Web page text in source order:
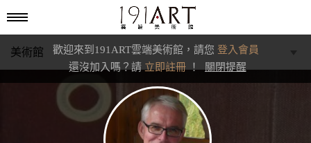
歡迎來到191ART雲端美術館，請您 登入會員
還沒加入嗎？請 立即註冊！ 關閉提醒
美術館